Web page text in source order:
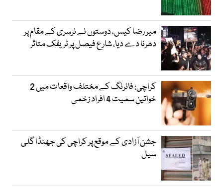
میر رضا کیس، دوستوں نے نرسری کے مقام پر
دھرنا دے دیا، شارع فیصل پر ٹریفک متاثر
کراچی: فائرنگ کے مختلف واقعات میں 2
خواتین سمیت 4 افراد زخمی
جشن آزادی کے موقع پر کراچی کی جھنڈا گلی
سیل